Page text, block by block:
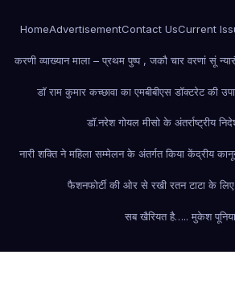
HomeAdvertisementContact UsCurrent
करणी व्याख्यान माला – प्रथम पुष्प , जकौ चार वरणां सूं
डॉ राम कुमार कच्छावा का एमबीबीएस डॉक्टरेट की
डॉ.नरेश गोयल मीसो के अंतर्राष्ट्रीय
नारी शक्ति ने महिला सम्मेलन के अंतर्गत किया केंद्रीय
फैशनफोर्टी की ओर से रखी रतन टाटा के लिए
सब खैरियत है….. मुकेश पूनिया